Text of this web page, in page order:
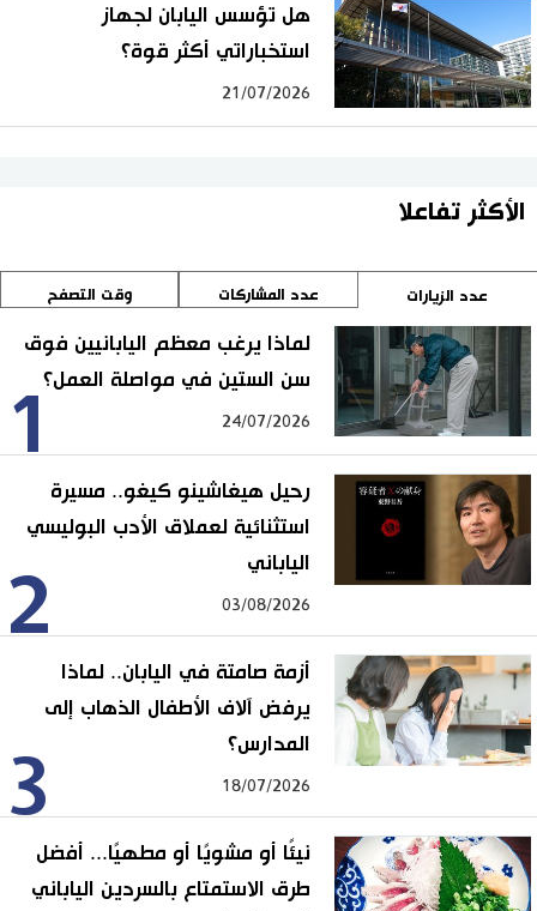
هل تؤسس اليابان لجهاز
استخباراتي أكثر قوة؟
21/07/2026
الأكثر تفاعلا
عدد الزيارات عدد المشاركات وقت التصفح
1
لماذا يرغب معظم اليابانيين فوق
سن الستين في مواصلة العمل؟
24/07/2026
2
رحيل هيغاشينو كيغو.. مسيرة
استثنائية لعملاق الأدب البوليسي
الياباني
03/08/2026
3
أزمة صامتة في اليابان.. لماذا
يرفض آلاف الأطفال الذهاب إلى
المدارس؟
18/07/2026
نيئًا أو مشويًا أو مطهيًا... أفضل
طرق الاستمتاع بالسردين الياباني